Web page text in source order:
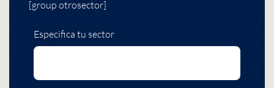
[group otrosector]
Especifica tu sector